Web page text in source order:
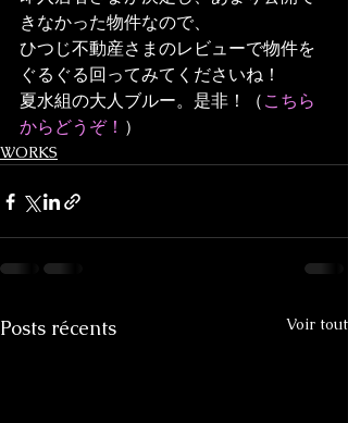
きなかった物件なので、
ひつじ不動産さまのレビューで物件を
ぐるぐる回ってみてくださいね！
夏水組の大人ブルー。是非！（こちら
からどうぞ！ ）
WORKS
Posts récents Voir tout